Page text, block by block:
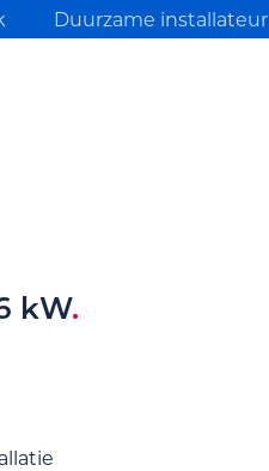
Duurzame installateur
kW